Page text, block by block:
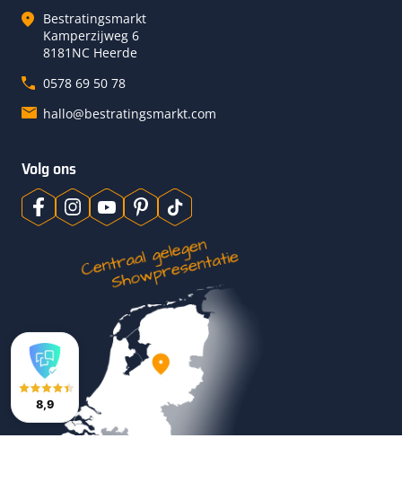
Bestratingsmarkt
Kamperzijweg 6
8181NC Heerde
0578 69 50 78
hallo@bestratingsmarkt.com
Volg ons
8,9